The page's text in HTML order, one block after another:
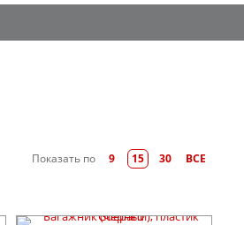
Показать по 9 15 30 ВСЕ